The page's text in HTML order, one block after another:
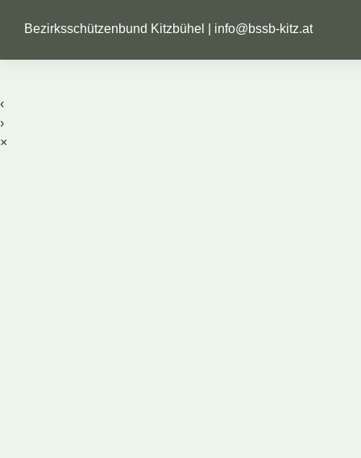
Bezirksschützenbund Kitzbühel | info@bssb-kitz.at
‹
›
×